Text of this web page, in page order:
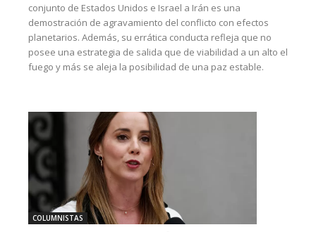
conjunto de Estados Unidos e Israel a Irán es una
demostración de agravamiento del conflicto con efectos
planetarios. Además, su errática conducta refleja que no
posee una estrategia de salida que de viabilidad a un alto el
fuego y más se aleja la posibilidad de una paz estable.
COLUMNISTAS